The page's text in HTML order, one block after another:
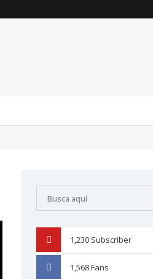
1,230 Subscriber
1,568Fans